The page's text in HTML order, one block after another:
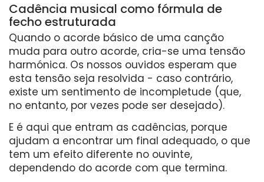
Cadência musical como fórmula de
fecho estruturada
Quando o acorde básico de uma canção
muda para outro acorde, cria-se uma tensão
harmónica. Os nossos ouvidos esperam que
esta tensão seja resolvida - caso contrário,
existe um sentimento de incompletude (que,
no entanto, por vezes pode ser desejado).
E é aqui que entram as cadências, porque
ajudam a encontrar um final adequado, o que
tem um efeito diferente no ouvinte,
dependendo do acorde com que termina.